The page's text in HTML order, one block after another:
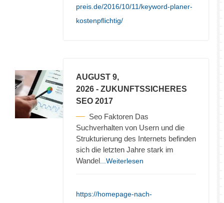
preis.de/2016/10/11/keyword-planer-
kostenpflichtig/
AUGUST 9,
2026 - ZUKUNFTSSICHERES
SEO 2017
Seo Faktoren Das
Suchverhalten von Usern und die
Strukturierung des Internets befinden
sich die letzten Jahre stark im
Wandel ...Weiterlesen
https://homepage-nach-